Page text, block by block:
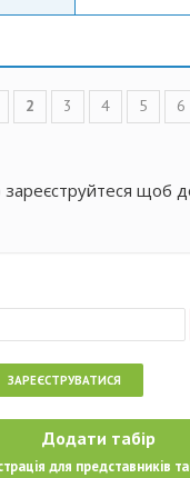
2 3 4 5 6
зареєструйтеся щоб
форма
ЗАРЕЄСТРУВАТИСЯ
Додати табір
для представників